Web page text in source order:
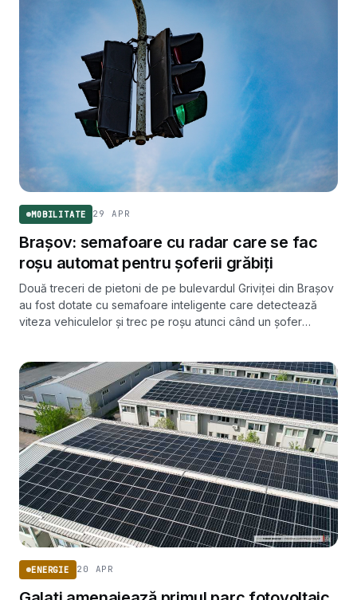
MOBILITATE 29 APR
Brașov: semafoare cu radar care se fac
roșu automat pentru șoferii grăbiți
Două treceri de pietoni de pe bulevardul Griviței din Brașov
au fost dotate cu semafoare inteligente care detectează
viteza vehiculelor și trec pe roșu atunci când un șofer
ENERGIE 20 APR